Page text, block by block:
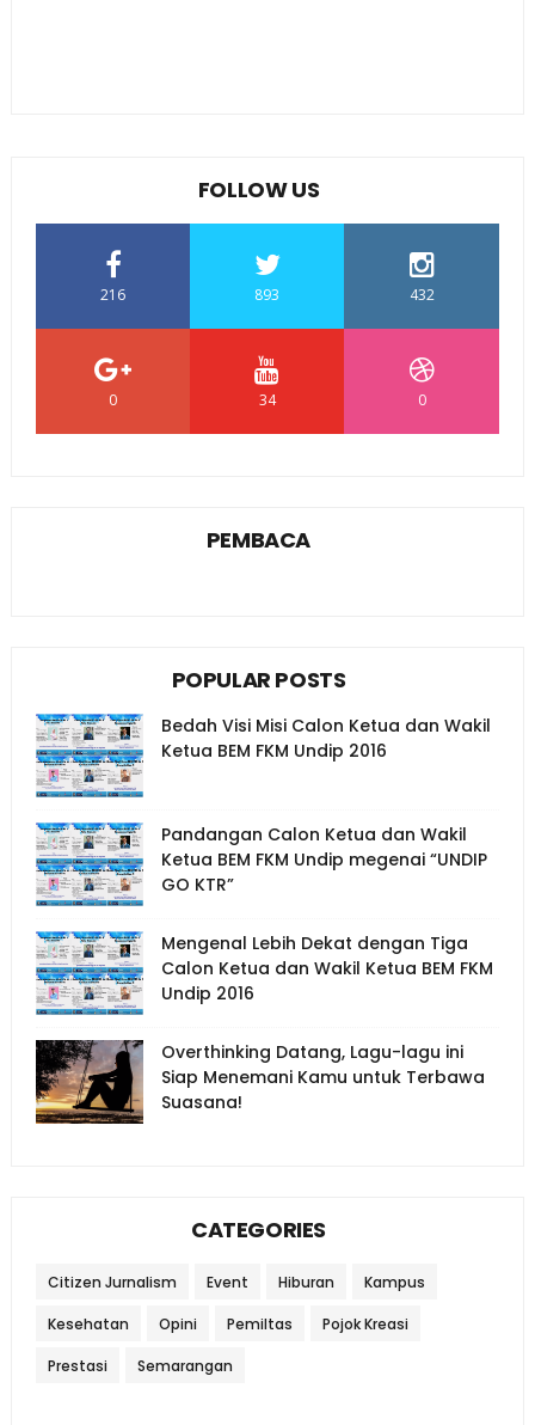
FOLLOW US
216 893 432
0 34 0
PEMBACA
POPULAR POSTS
Bedah Visi Misi Calon Ketua dan Wakil
Ketua BEM FKM Undip 2016
Pandangan Calon Ketua dan Wakil
Ketua BEM FKM Undip megenai “UNDIP
GO KTR”
Mengenal Lebih Dekat dengan Tiga
Calon Ketua dan Wakil Ketua BEM FKM
Undip 2016
Overthinking Datang, Lagu-lagu ini
Siap Menemani Kamu untuk Terbawa
Suasana!
CATEGORIES
Citizen Jurnalism Event Hiburan Kampus
Kesehatan Opini Pemiltas Pojok Kreasi
Prestasi Semarangan